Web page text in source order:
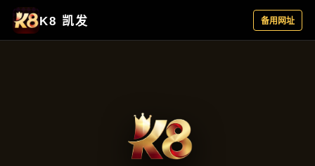
聚焦企业
首页 聚焦企业